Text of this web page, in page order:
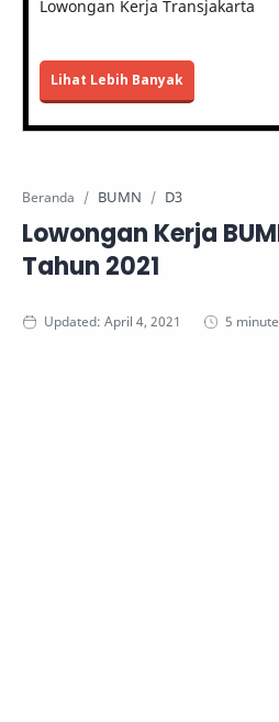
Lowongan Kerja Transjakarta
Lihat Lebih Banyak
Beranda BUMN D3
Lowongan Kerja
Tahun 2021
5